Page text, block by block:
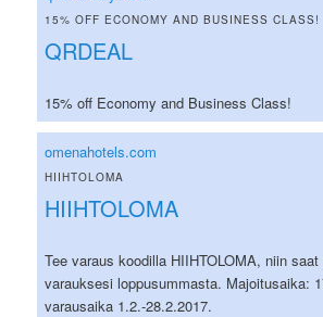
15% OFF ECONOMY AND BUSINESS CLASS!
QRDEAL
15% off Economy and Business Class!
omenahotels.com
HIIHTOLOMA
HIIHTOLOMA
Tee varaus koodilla HIIHTOLOMA, niin
varauksesi loppusummasta. Majoitusaika:
varausaika 1.2.-28.2.2017.